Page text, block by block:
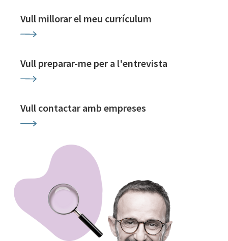
Vull millorar el meu currículum
Vull preparar-me per a l'entrevista
Vull contactar amb empreses